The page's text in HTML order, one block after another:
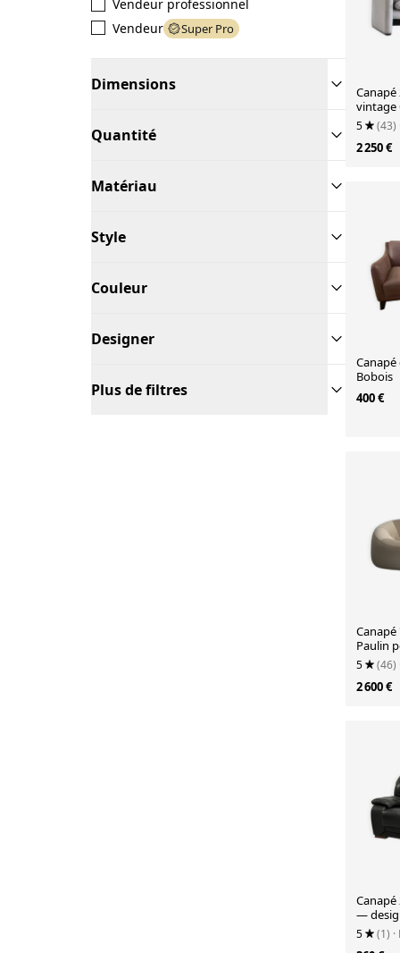
Vendeur professionnel
Vendeur
Super Pro
Dimensions
Quantité
Matériau
Style
Couleur
Designer
Plus de filtres
vintage
5 (43)
2 250 €
Canapé
Bobois
400 €
Paulin
5 (46)
2 600 €
—
italien
5 (1)